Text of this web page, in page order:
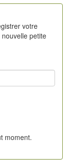
votre
petite
moment.